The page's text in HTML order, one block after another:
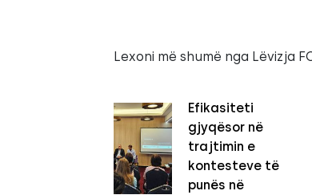
Lexoni më shumë nga Lëvizja
Efikasiteti
gjyqësor në
trajtimin e
kontesteve të
punës në